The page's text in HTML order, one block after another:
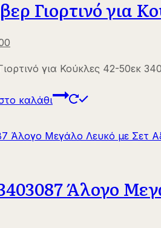
Γιορτινό για
τιμή
€13.00.
για Κούκλες 42-50εκ
καλάθι
Άλογο